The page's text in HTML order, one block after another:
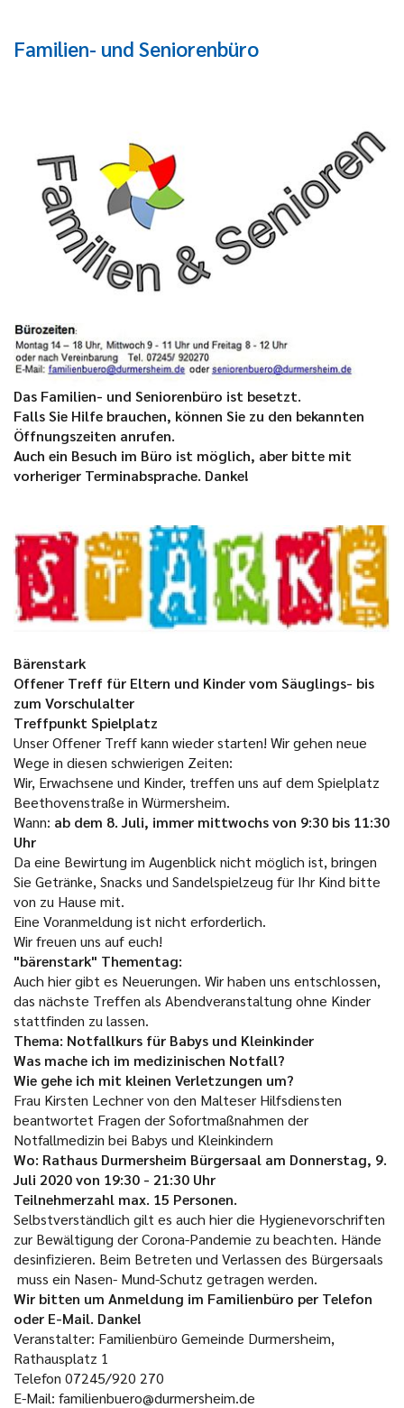
Familien- und Seniorenbüro
Das Familien- und Seniorenbüro ist besetzt.
Falls Sie Hilfe brauchen, können Sie zu den bekannten
Öffnungszeiten anrufen.
Auch ein Besuch im Büro ist möglich, aber bitte mit
vorheriger Terminabsprache. Danke!
Bärenstark
Offener Treff für Eltern und Kinder vom Säuglings- bis
zum Vorschulalter
Treffpunkt Spielplatz
Unser Offener Treff kann wieder starten! Wir gehen neue
Wege in diesen schwierigen Zeiten:
Wir, Erwachsene und Kinder, treffen uns auf dem Spielplatz
Beethovenstraße in Würmersheim.
Wann: ab dem 8. Juli, immer mittwochs von 9:30 bis 11:30
Uhr
Da eine Bewirtung im Augenblick nicht möglich ist, bringen
Sie Getränke, Snacks und Sandelspielzeug für Ihr Kind bitte
von zu Hause mit.
Eine Voranmeldung ist nicht erforderlich.
Wir freuen uns auf euch!
"bärenstark" Thementag:
Auch hier gibt es Neuerungen. Wir haben uns entschlossen,
das nächste Treffen als Abendveranstaltung ohne Kinder
stattfinden zu lassen.
Thema: Notfallkurs für Babys und Kleinkinder
Was mache ich im medizinischen Notfall?
Wie gehe ich mit kleinen Verletzungen um?
Frau Kirsten Lechner von den Malteser Hilfsdiensten
beantwortet Fragen der Sofortmaßnahmen der
Notfallmedizin bei Babys und Kleinkindern
Wo: Rathaus Durmersheim Bürgersaal am Donnerstag, 9.
Juli 2020 von 19:30 - 21:30 Uhr
Teilnehmerzahl max. 15 Personen.
Selbstverständlich gilt es auch hier die Hygienevorschriften
zur Bewältigung der Corona-Pandemie zu beachten. Hände
desinfizieren. Beim Betreten und Verlassen des Bürgersaals
muss ein Nasen- Mund-Schutz getragen werden.
Wir bitten um Anmeldung im Familienbüro per Telefon
oder E-Mail. Danke!
Veranstalter: Familienbüro Gemeinde Durmersheim,
Rathausplatz 1
Telefon 07245/920 270
E-Mail: familienbuero@durmersheim.de